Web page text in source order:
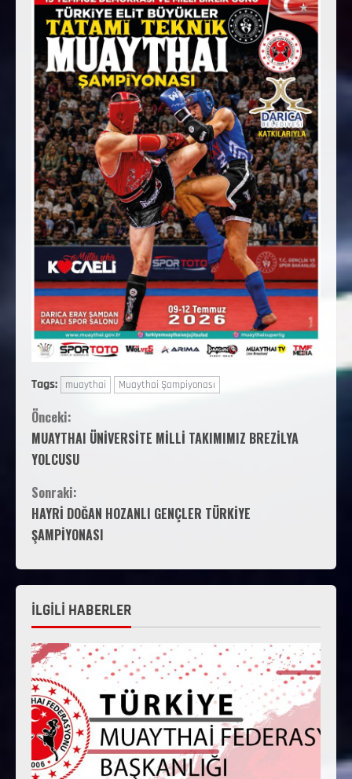
Tags: muaythai Muaythai Şampiyonası
Önceki:
MUAYTHAI ÜNİVERSİTE MİLLİ TAKIMIMIZ BREZİLYA
YOLCUSU
Sonraki:
HAYRİ DOĞAN HOZANLI GENÇLER TÜRKİYE
ŞAMPİYONASI
İLGİLİ HABERLER